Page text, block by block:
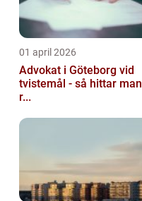
01 april 2026
Advokat i Göteborg vid
tvistemål - så hittar man
r...